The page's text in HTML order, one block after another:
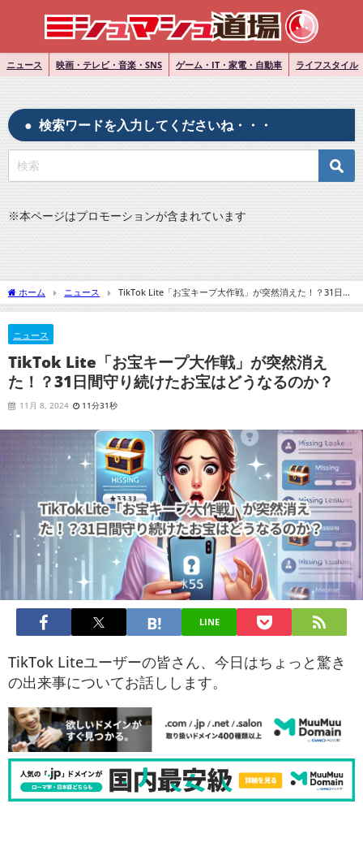
ニュース 映画・テレビ・音楽・SNS ゲーム・IT・家電・自動車 ライフスタイル
検索ワードを入力してくださいね・・・
※本ページはプロモーションが含まれています
ホーム ニュース
TikTok Lite「お宝キープ大作戦」が突然消えた！？31日間
守り続けたお宝はどうなるのか？
ニュース
TikTok Lite「お宝キープ大作戦」が突然消え
た！？31日間守り続けたお宝はどうなるのか？
11月 8, 2024 11分31秒
LINE
TikTok Liteユーザーの皆さん、今日はちょっと驚き
の出来事についてお話しします。